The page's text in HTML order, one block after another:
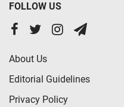
FOLLOW US
About Us
Editorial Guidelines
Privacy Policy